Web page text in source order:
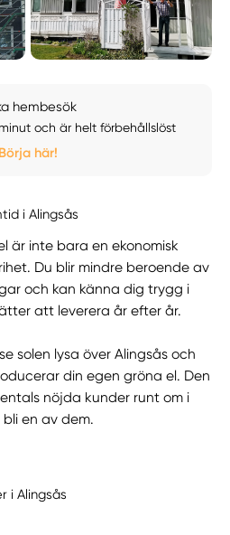
hembesök
och är helt förbehållslöst
Börja här!
i Alingsås
är inte bara en ekonomisk
Du blir mindre beroende av
och kan känna dig trygg i
att leverera år efter år.
solen lysa över Alingsås och
din egen gröna el. Den
nöjda kunder runt om i
en av dem.
i Alingsås